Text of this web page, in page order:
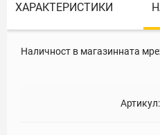
ХАРАКТЕРИСТИКИ
Наличност в магазинната
Артикул: